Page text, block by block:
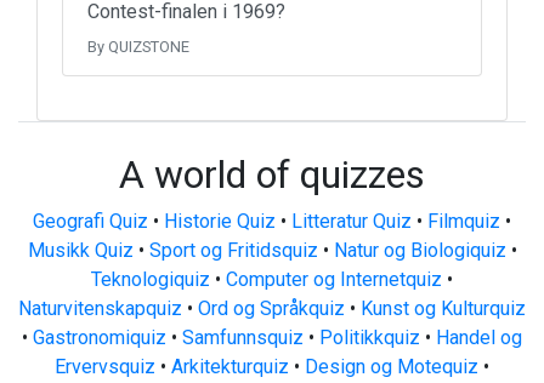
Contest-finalen i 1969?
By QUIZSTONE
A world of quizzes
Geografi Quiz • Historie Quiz • Litteratur Quiz • Filmquiz •
Musikk Quiz • Sport og Fritidsquiz • Natur og Biologiquiz •
Teknologiquiz • Computer og Internetquiz •
Naturvitenskapquiz • Ord og Språkquiz • Kunst og Kulturquiz
• Gastronomiquiz • Samfunnsquiz • Politikkquiz • Handel og
Ervervsquiz • Arkitekturquiz • Design og Motequiz •